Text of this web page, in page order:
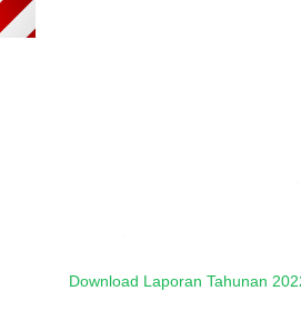
Download Laporan Tahunan